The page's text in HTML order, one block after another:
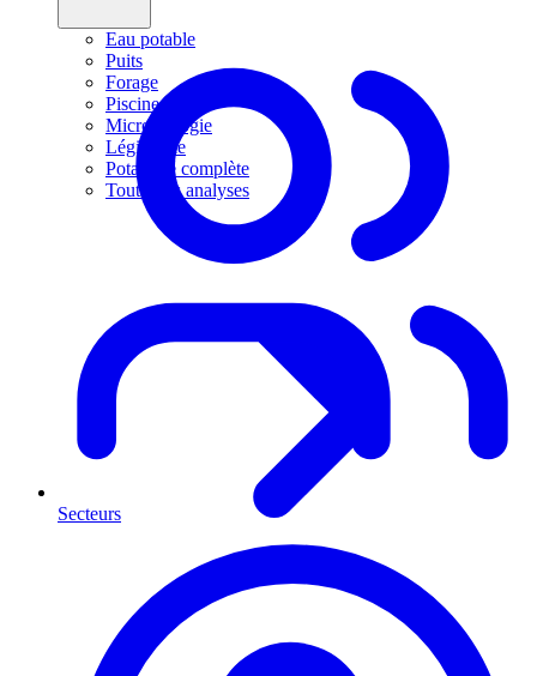
Eau potable
Puits
Forage
Piscine
Microbiologie
Légionelle
Potabilité complète
Toutes les analyses
Secteurs